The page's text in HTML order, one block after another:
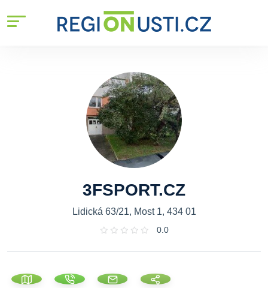
3FSPORT.CZ
Lidická 63/21, Most 1, 434 01
0.0